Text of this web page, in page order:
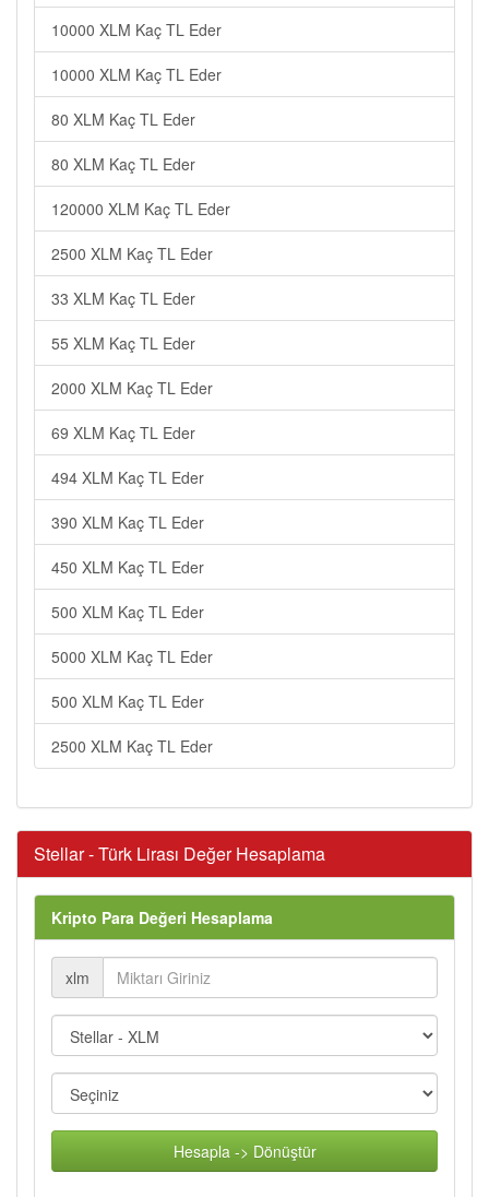
10000 XLM Kaç TL Eder
10000 XLM Kaç TL Eder
80 XLM Kaç TL Eder
80 XLM Kaç TL Eder
120000 XLM Kaç TL Eder
2500 XLM Kaç TL Eder
33 XLM Kaç TL Eder
55 XLM Kaç TL Eder
2000 XLM Kaç TL Eder
69 XLM Kaç TL Eder
494 XLM Kaç TL Eder
390 XLM Kaç TL Eder
450 XLM Kaç TL Eder
500 XLM Kaç TL Eder
5000 XLM Kaç TL Eder
500 XLM Kaç TL Eder
2500 XLM Kaç TL Eder
Stellar - Türk Lirası Değer Hesaplama
Kripto Para Değeri Hesaplama
xlm
Hesapla -> Dönüştür